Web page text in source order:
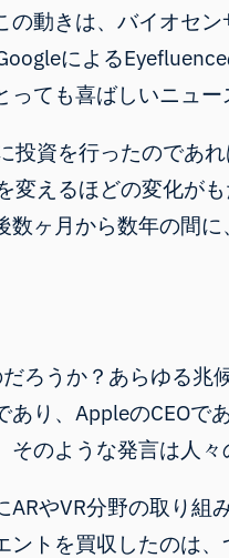
動きは、バイオセ
による
ても喜ばしいニュー
資を行ったのであ
えるほどの変化が
ヶ月から数年の間
ろうか？あらゆる
り、AppleのCEOで
そのような発言は人々
やVR分野の取り
ントを買収したのは